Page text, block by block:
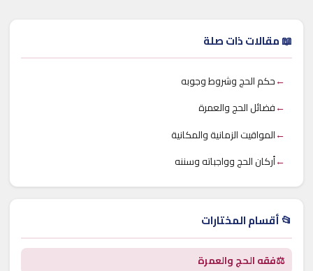
📖 مقالات ذات صلة
←حكم الحج وشروط وجوبه
←فضائل الحج والعمرة
←المواقيت الزمانية والمكانية
←أركان الحج وواجباته وسننه
📂 أقسام المختارات
⚖️فقه الحج والعمرة